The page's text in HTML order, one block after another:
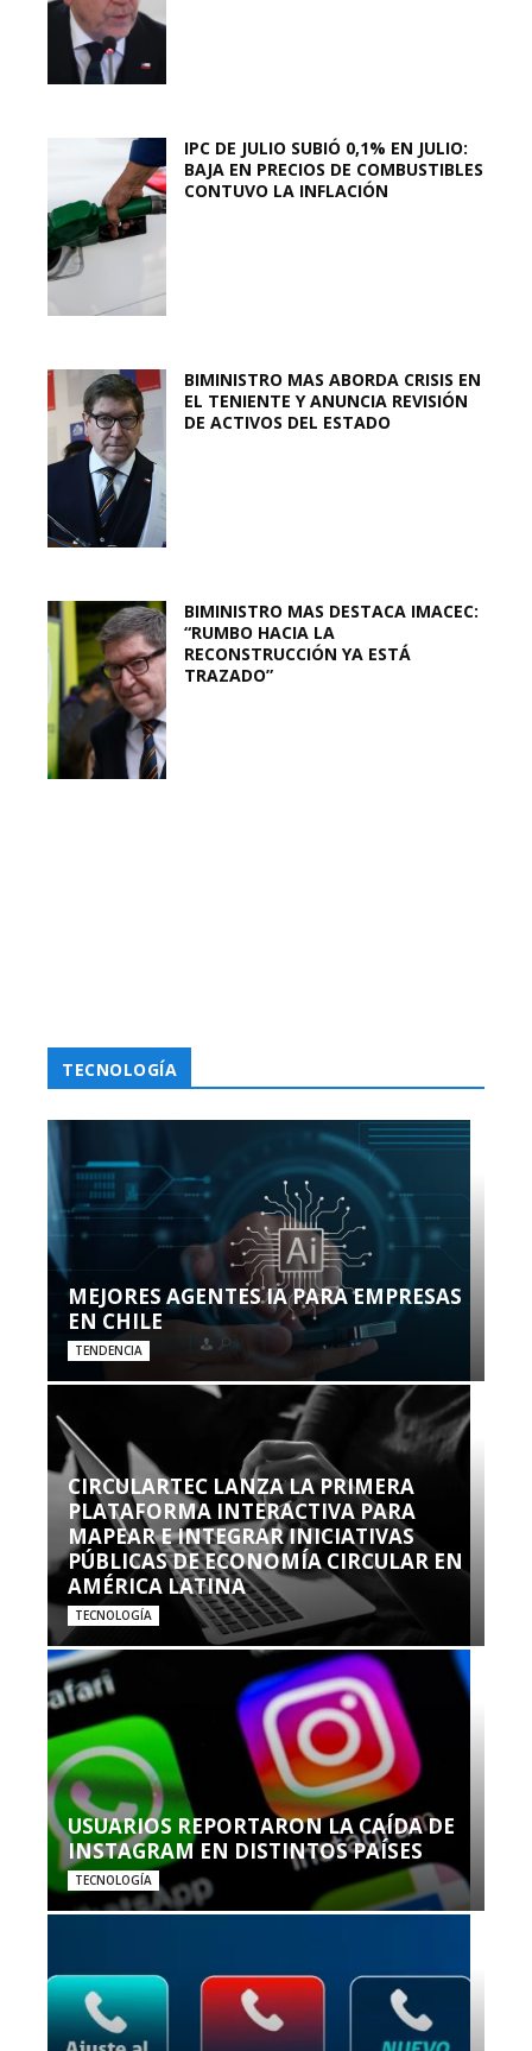
IPC DE JULIO SUBIÓ 0,1% EN JULIO:
BAJA EN PRECIOS DE COMBUSTIBLES
CONTUVO LA INFLACIÓN
BIMINISTRO MAS ABORDA CRISIS EN
EL TENIENTE Y ANUNCIA REVISIÓN
DE ACTIVOS DEL ESTADO
BIMINISTRO MAS DESTACA IMACEC:
“RUMBO HACIA LA
RECONSTRUCCIÓN YA ESTÁ
TRAZADO”
TECNOLOGÍA
MEJORES AGENTES IA PARA EMPRESAS
EN CHILE
TENDENCIA
CIRCULARTEC LANZA LA PRIMERA
PLATAFORMA INTERACTIVA PARA
MAPEAR E INTEGRAR INICIATIVAS
PÚBLICAS DE ECONOMÍA CIRCULAR EN
AMÉRICA LATINA
TECNOLOGÍA
USUARIOS REPORTARON LA CAÍDA DE
INSTAGRAM EN DISTINTOS PAÍSES
TECNOLOGÍA